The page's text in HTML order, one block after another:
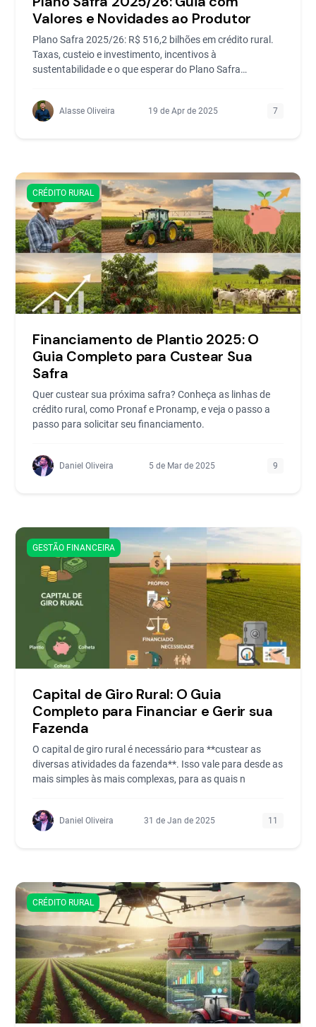
Valores e Novidades ao Produtor
Plano Safra 2025/26: R$ 516,2 bilhões em crédito rural.
Taxas, custeio e investimento, incentivos à
sustentabilidade e o que esperar do Plano Safra
Alasse Oliveira 19 de Apr de 2025 7
CRÉDITO RURAL
Financiamento de Plantio 2025: O
Guia Completo para Custear Sua
Safra
Quer custear sua próxima safra? Conheça as linhas de
crédito rural, como Pronaf e Pronamp, e veja o passo a
passo para solicitar seu financiamento.
Daniel Oliveira 5 de Mar de 2025 9
GESTÃO FINANCEIRA
Capital de Giro Rural: O Guia
Completo para Financiar e Gerir sua
Fazenda
O capital de giro rural é necessário para **custear as
diversas atividades da fazenda**. Isso vale para desde as
mais simples às mais complexas, para as quais n
Daniel Oliveira 31 de Jan de 2025 11
CRÉDITO RURAL